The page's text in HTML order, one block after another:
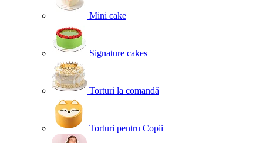
Mini cake
Signature cakes
Torturi la comandă
Torturi pentru Copii